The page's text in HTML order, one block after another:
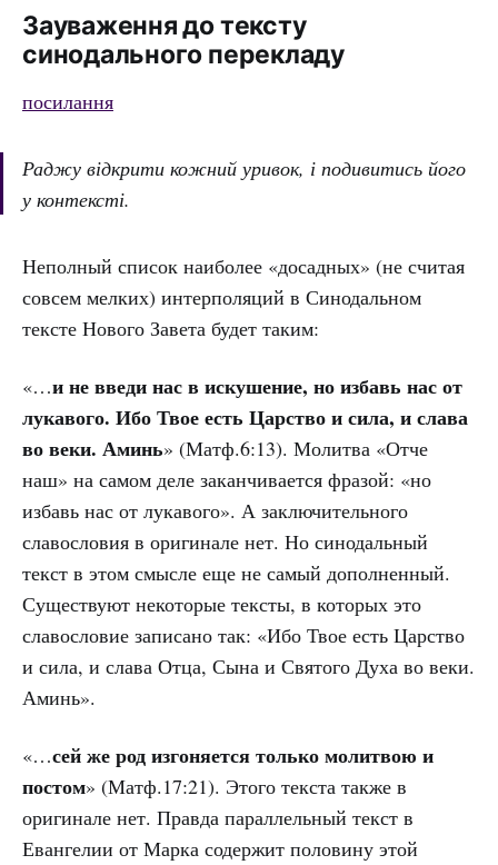
Зауваження до тексту
синодального перекладу
посилання
Раджу відкрити кожний уривок, і подивитись його
у контексті.
Неполный список наиболее «досадных» (не считая
совсем мелких) интерполяций в Синодальном
тексте Нового Завета будет таким:
«…и не введи нас в искушение, но избавь нас от
лукавого. Ибо Твое есть Царство и сила, и слава
во веки. Аминь» (Матф.6:13). Молитва «Отче
наш» на самом деле заканчивается фразой: «но
избавь нас от лукавого». А заключительного
славословия в оригинале нет. Но синодальный
текст в этом смысле еще не самый дополненный.
Существуют некоторые тексты, в которых это
славословие записано так: «Ибо Твое есть Царство
и сила, и слава Отца, Сына и Святого Духа во веки.
Аминь».
«…сей же род изгоняется только молитвою и
постом» (Матф.17:21). Этого текста также в
оригинале нет. Правда параллельный текст в
Евангелии от Марка содержит половину этой